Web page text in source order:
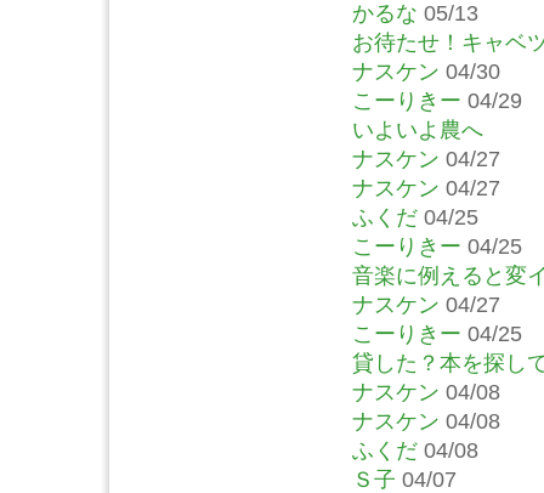
かるな 05/13
お待たせ！キャベ
ナスケン 04/30
こーりきー 04/29
いよいよ農へ
ナスケン 04/27
ナスケン 04/27
ふくだ 04/25
こーりきー 04/25
音楽に例えると変
ナスケン 04/27
こーりきー 04/25
貸した？本を探し
ナスケン 04/08
ナスケン 04/08
ふくだ 04/08
Ｓ子 04/07